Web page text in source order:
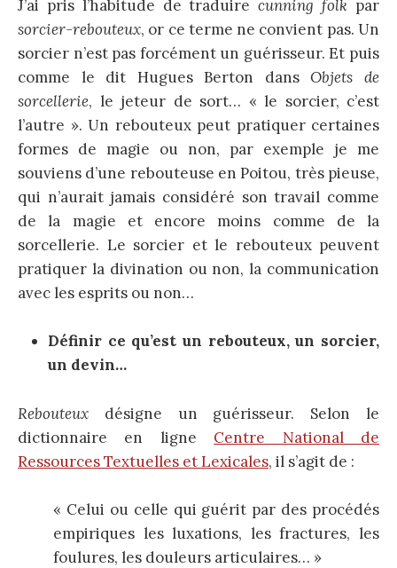
J’ai pris l’habitude de traduirecunning folk par
sorcier-rebouteux, or ce terme ne convient pas. Un
sorcier n’est pas forcément un guérisseur. Et puis
comme le dit Hugues Berton dansObjets de
sorcellerie, le jeteur de sort… « le sorcier, c’est
l’autre ». Un rebouteux peut pratiquer certaines
formes de magie ou non, par exemple je me
souviens d’une rebouteuse en Poitou, très pieuse,
qui n’aurait jamais considéré son travail comme
de la magie et encore moins comme de la
sorcellerie. Le sorcier et le rebouteux peuvent
pratiquer la divination ou non, la communication
avec les esprits ou non…
Définir ce qu’est un rebouteux, un sorcier,
un devin…
Rebouteux désigne un guérisseur. Selon le
dictionnaire en ligne Centre National de
Ressources Textuelles et Lexicales, il s’agit de :
« Celui ou celle qui guérit par des procédés
empiriques les luxations, les fractures, les
foulures, les douleurs articulaires… »